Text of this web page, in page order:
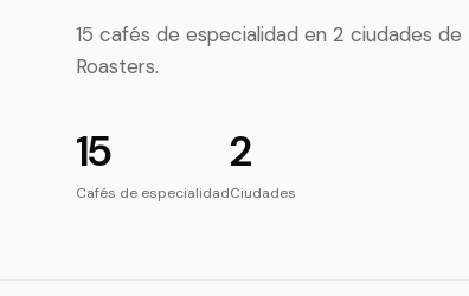
15 cafés de especialidad en 2 ciudades
Roasters.
15
Cafés de especialidad
2
Ciudades